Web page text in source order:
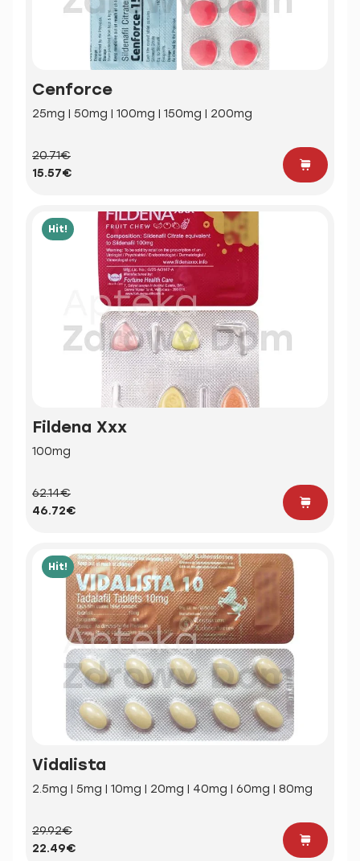
Cenforce
25mg | 50mg | 100mg | 150mg | 200mg
20.71€
15.57€
Hit!
Fildena Xxx
100mg
62.14€
46.72€
Hit!
Vidalista
2.5mg | 5mg | 10mg | 20mg | 40mg | 60mg | 80mg
29.92€
22.49€